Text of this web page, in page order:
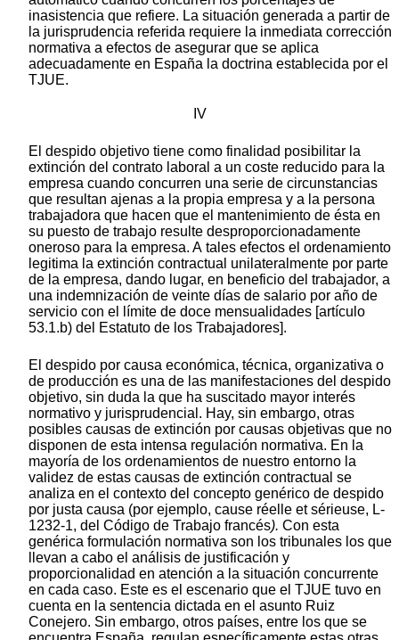
inasistencia que refiere. La situación generada a partir de
la jurisprudencia referida requiere la inmediata corrección
normativa a efectos de asegurar que se aplica
adecuadamente en España la doctrina establecida por el
TJUE.
IV
El despido objetivo tiene como finalidad posibilitar la
extinción del contrato laboral a un coste reducido para la
empresa cuando concurren una serie de circunstancias
que resultan ajenas a la propia empresa y a la persona
trabajadora que hacen que el mantenimiento de ésta en
su puesto de trabajo resulte desproporcionadamente
oneroso para la empresa. A tales efectos el ordenamiento
legitima la extinción contractual unilateralmente por parte
de la empresa, dando lugar, en beneficio del trabajador, a
una indemnización de veinte días de salario por año de
servicio con el límite de doce mensualidades [artículo
53.1.b) del Estatuto de los Trabajadores].
El despido por causa económica, técnica, organizativa o
de producción es una de las manifestaciones del despido
objetivo, sin duda la que ha suscitado mayor interés
normativo y jurisprudencial. Hay, sin embargo, otras
posibles causas de extinción por causas objetivas que no
disponen de esta intensa regulación normativa. En la
mayoría de los ordenamientos de nuestro entorno la
validez de estas causas de extinción contractual se
analiza en el contexto del concepto genérico de despido
por justa causa (por ejemplo, cause réelle et sérieuse, L-
1232-1, del Código de Trabajo francés). Con esta
genérica formulación normativa son los tribunales los que
llevan a cabo el análisis de justificación y
proporcionalidad en atención a la situación concurrente
en cada caso. Este es el escenario que el TJUE tuvo en
cuenta en la sentencia dictada en el asunto Ruiz
Conejero. Sin embargo, otros países, entre los que se